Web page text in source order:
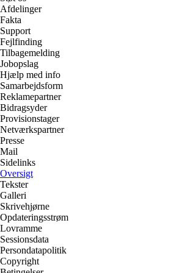
Afdelinger
Fakta
Support
Fejlfinding
Tilbagemelding
Jobopslag
Hjælp med info
Samarbejdsform
Reklamepartner
Bidragsyder
Provisionstager
Netværkspartner
Presse
Mail
Sidelinks
Oversigt
Tekster
Galleri
Skrivehjørne
Opdateringsstrøm
Lovramme
Sessionsdata
Persondatapolitik
Copyright